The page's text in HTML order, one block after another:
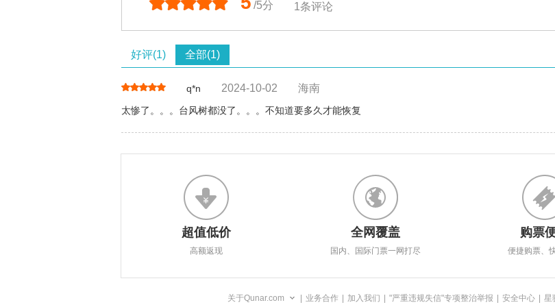
/5分 1条评论
好评(1) 全部(1)
q*n 2024-10-02 海南
太惨了。。。台风树都没了。。。不知道要多久才能恢复
超值低价
高额返现
全网覆盖
国内、国际门票一网打尽
购票
便捷购票、
关于Qunar.com 业务合作 加入我们 "严重违规失信"专项整治举报 安全中心 星